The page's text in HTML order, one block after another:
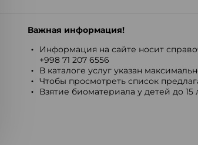
Важная информация!
Информация на сайте носит
+998 71 207 6556
В каталоге услуг указан
Чтобы просмотреть список
Взятие биоматериала у детей до